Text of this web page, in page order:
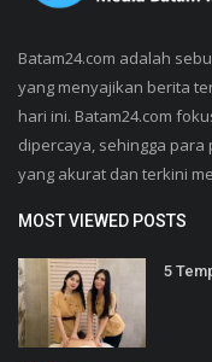
Batam24.com adalah
yang menyajikan berita
hari ini. Batam24.com
dipercaya, sehingga
yang akurat dan terkini
MOST VIEWED POSTS
5